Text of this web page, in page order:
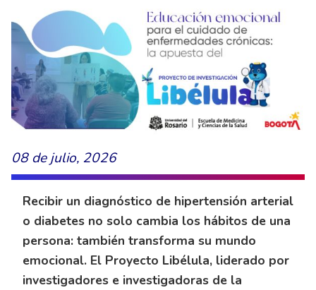
08 de julio, 2026
Recibir un diagnóstico de hipertensión arterial
o diabetes no solo cambia los hábitos de una
persona: también transforma su mundo
emocional. El Proyecto Libélula, liderado por
investigadores e investigadoras de la